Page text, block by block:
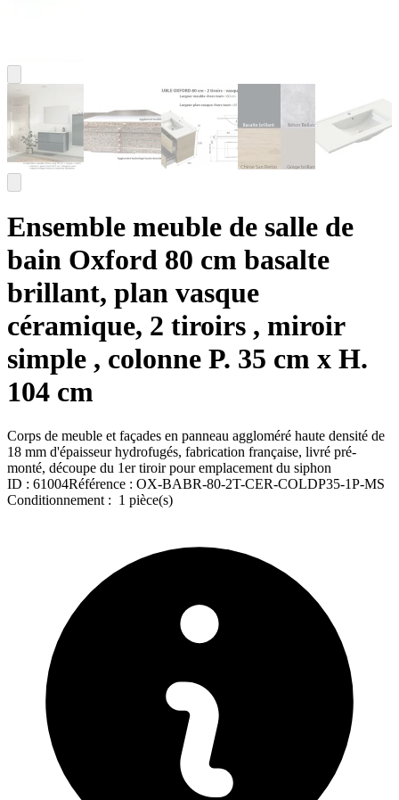
Ensemble meuble de salle de
bain Oxford 80 cm basalte
brillant, plan vasque
céramique, 2 tiroirs , miroir
simple , colonne P. 35 cm x H.
104 cm
Corps de meuble et façades en panneau aggloméré haute densité de
18 mm d'épaisseur hydrofugés, fabrication française, livré pré-
monté, découpe du 1er tiroir pour emplacement du siphon
ID : 61004Référence : OX-BABR-80-2T-CER-COLDP35-1P-MS
Conditionnement : 1 pièce(s)